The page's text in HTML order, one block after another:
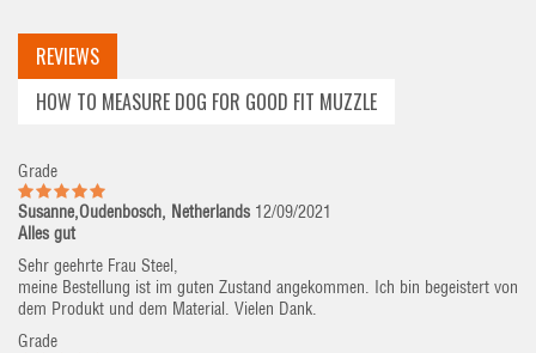
REVIEWS
HOW TO MEASURE DOG FOR GOOD FIT MUZZLE
Grade
Susanne,Oudenbosch, Netherlands 12/09/2021
Alles gut
Sehr geehrte Frau Steel,
meine Bestellung ist im guten Zustand angekommen. Ich bin begeistert von
dem Produkt und dem Material. Vielen Dank.
Grade